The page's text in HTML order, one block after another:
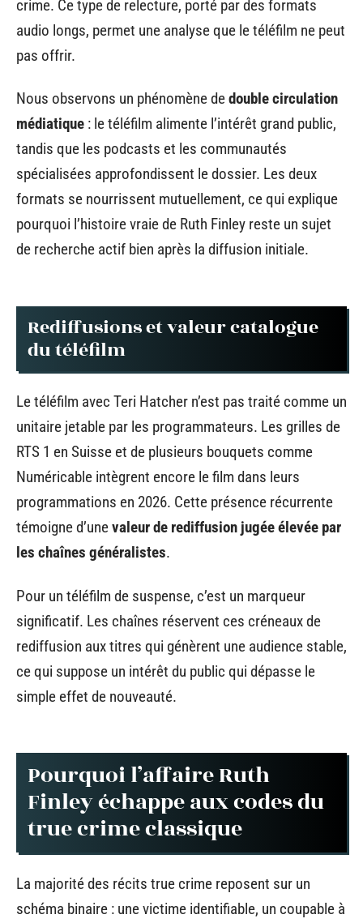
crime. Ce type de relecture, porté par des formats
audio longs, permet une analyse que le téléfilm ne peut
pas offrir.
Nous observons un phénomène dedouble circulation
médiatique : le téléfilm alimente l’intérêt grand public,
tandis que les podcasts et les communautés
spécialisées approfondissent le dossier. Les deux
formats se nourrissent mutuellement, ce qui explique
pourquoi l’histoire vraie de Ruth Finley reste un sujet
de recherche actif bien après la diffusion initiale.
Rediffusions et valeur catalogue
du téléfilm
Le téléfilm avec Teri Hatcher n’est pas traité comme un
unitaire jetable par les programmateurs. Les grilles de
RTS 1 en Suisse et de plusieurs bouquets comme
Numéricable intègrent encore le film dans leurs
programmations en 2026. Cette présence récurrente
témoigne d’unevaleur de rediffusion jugée élevée par
les chaînes généralistes.
Pour un téléfilm de suspense, c’est un marqueur
significatif. Les chaînes réservent ces créneaux de
rediffusion aux titres qui génèrent une audience stable,
ce qui suppose un intérêt du public qui dépasse le
simple effet de nouveauté.
Pourquoi l’affaire Ruth
Finley échappe aux codes du
true crime classique
La majorité des récits true crime reposent sur un
schéma binaire : une victime identifiable, un coupable à